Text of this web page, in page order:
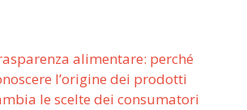
alimentare: perché
l’origine dei prodotti
le scelte dei consumatori